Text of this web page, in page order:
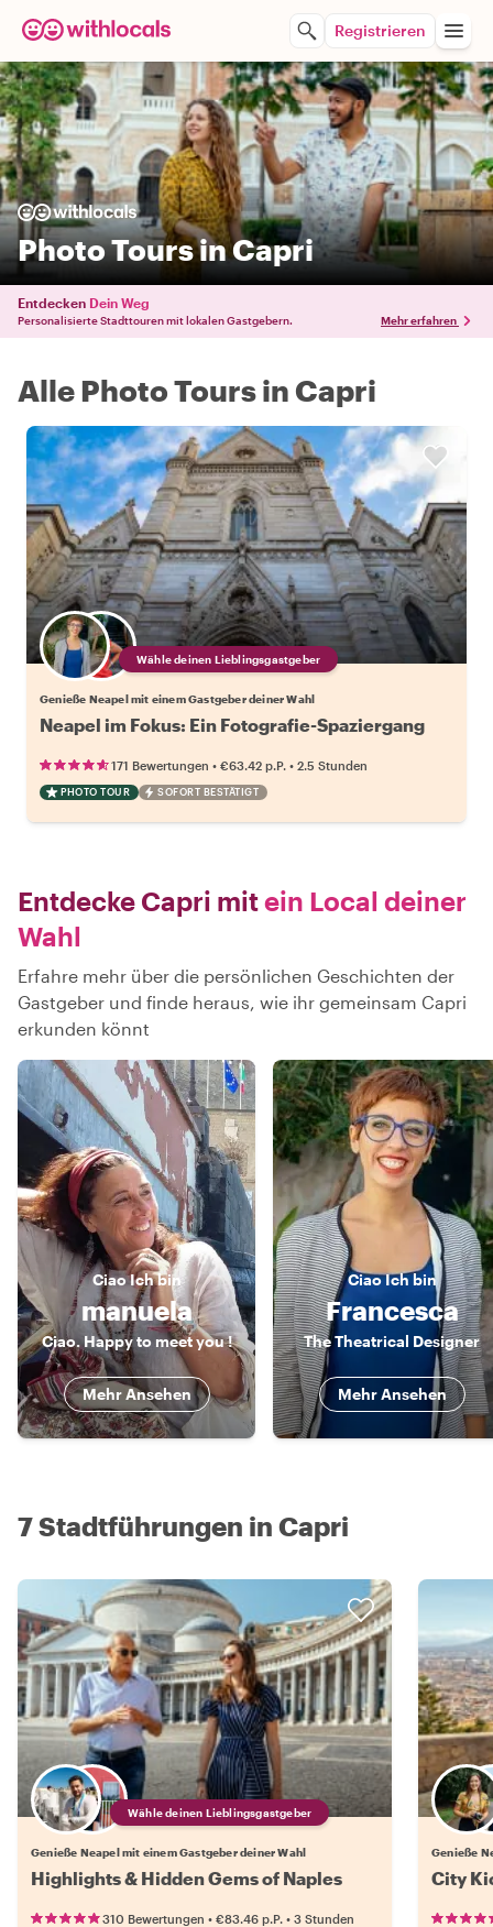
Registrieren
Photo Tours in Capri
Entdecken Dein Weg
Personalisierte Stadttouren mit lokalen Gastgebern. Mehr erfahren
Alle Photo Tours in Capri
Wähle deinen Lieblingsgastgeber
Genieße Neapel mit einem Gastgeber deiner Wahl
Neapel im Fokus: Ein Fotografie-Spaziergang
171 Bewertungen • €63.42 p.P. • 2.5 Stunden
PHOTO TOUR SOFORT BESTÄTIGT
Entdecke Capri mitein Local deiner
Wahl
Erfahre mehr über die persönlichen Geschichten der
Gastgeber und finde heraus, wie ihr gemeinsam Capri
erkunden könnt
CiaoIch bin
manuela
Ciao. Happy to meet you !
Mehr Ansehen
CiaoIch bin
Francesca
The Theatrical Designer
Mehr Ansehen
7 Stadtführungen in Capri
Wähle deinen Lieblingsgastgeber
Genieße Neapel mit einem Gastgeber deiner Wahl
Highlights & Hidden Gems of Naples
310 Bewertungen • €83.46 p.P. • 3 Stunden
Genieße
City